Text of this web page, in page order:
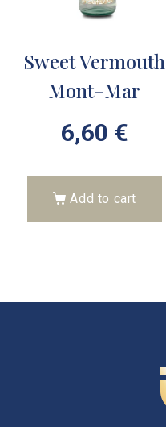
Sweet Vermouth
Mont-Mar
6,60 €
Add to cart